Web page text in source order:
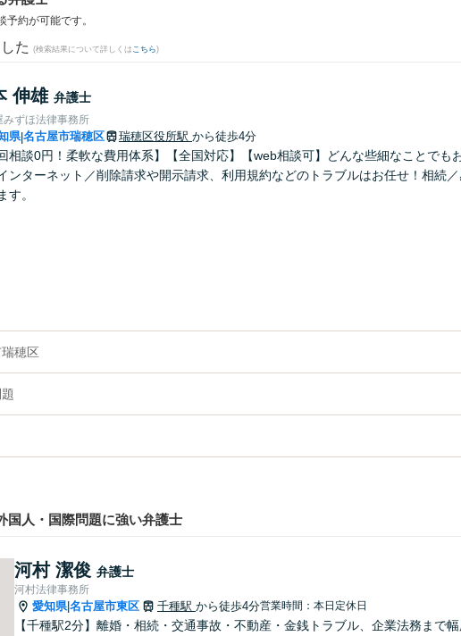
約が可能です。
た (検索結果について詳しくは こちら)
伸雄 弁護士
みずほ法律事務所
県|名古屋市瑞穂区 瑞穂区役所駅 から徒歩4分
回相談0円！柔軟な費用体系】【全国対応】【web相談可】どんな些細なことでも
ンターネット／削除請求や開示請求、利用規約などのトラブルはお任せ！相続
す。
穂区
国人・国際問題に強い弁護士
河村 潔俊 弁護士
河村法律事務所
愛知県|名古屋市東区 千種駅 から徒歩4分営業時間：本日定休日
【千種駅2分】離婚・相続・交通事故・不動産・金銭トラブル、企業法務まで